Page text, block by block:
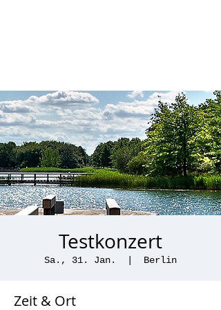
Testkonzert
Sa., 31. Jan. Berlin
Zeit & Ort